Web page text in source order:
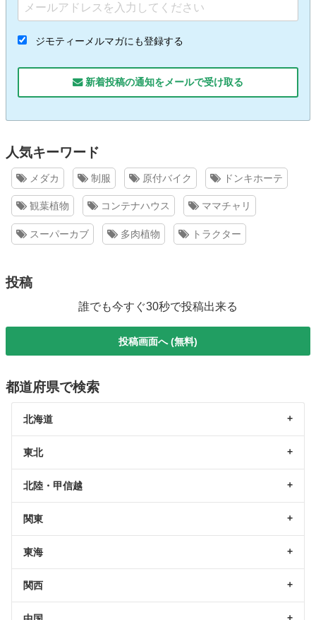
ジモティーメルマガにも登録する
新着投稿の通知をメールで受け取る
人気キーワード
メダカ 制服 原付バイク ドンキホーテ
観葉植物 コンテナハウス ママチャリ
スーパーカブ 多肉植物 トラクター
投稿
誰でも今すぐ30秒で投稿出来る
投稿画面へ (無料)
都道府県で検索
北海道
東北
北陸・甲信越
関東
東海
関西